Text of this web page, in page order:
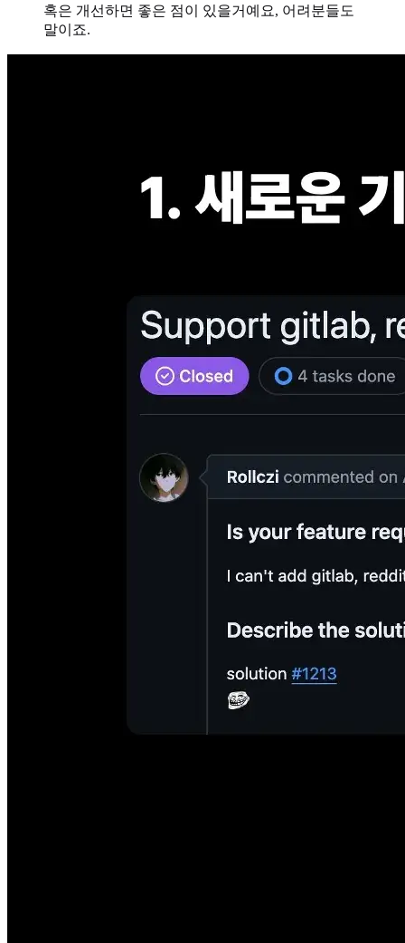
혹은 개선하면 좋은 점이 있을거예요, 어려분들도
말이죠.